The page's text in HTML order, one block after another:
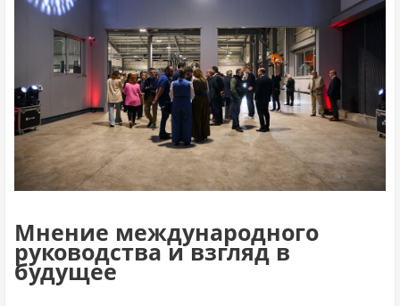
Мнение международного
руководства и взгляд в
будущее